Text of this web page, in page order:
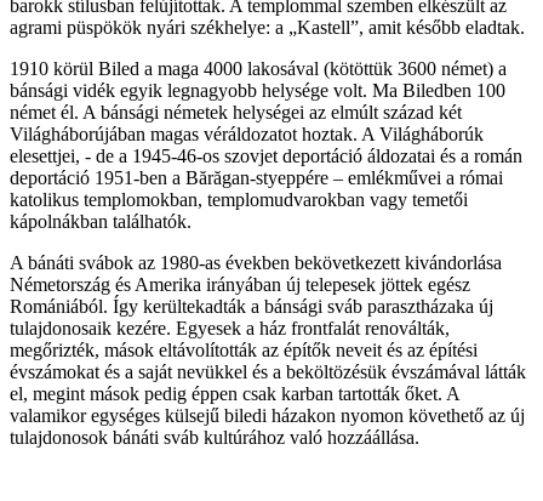
barokk stílusban felújítottak. A templommal szemben elkészült az
agrami püspökök nyári székhelye: a „Kastell”, amit később eladtak.
1910 körül Biled a maga 4000 lakosával (kötöttük 3600 német) a
bánsági vidék egyik legnagyobb helysége volt. Ma Biledben 100
német él. A bánsági németek helységei az elmúlt század két
Világháborújában magas véráldozatot hoztak. A Világháborúk
elesettjei, - de a 1945-46-os szovjet deportáció áldozatai és a román
deportáció 1951-ben a Bărăgan-styeppére – emlékművei a római
katolikus templomokban, templomudvarokban vagy temetői
kápolnákban találhatók.
A bánáti svábok az 1980-as években bekövetkezett kivándorlása
Németország és Amerika irányában új telepesek jöttek egész
Romániából. Így kerültekadták a bánsági sváb parasztházaka új
tulajdonosaik kezére. Egyesek a ház frontfalát renoválták,
megőrizték, mások eltávolították az építők neveit és az építési
évszámokat és a saját nevükkel és a beköltözésük évszámával látták
el, megint mások pedig éppen csak karban tartották őket. A
valamikor egységes külsejű biledi házakon nyomon követhető az új
tulajdonosok bánáti sváb kultúrához való hozzáállása.